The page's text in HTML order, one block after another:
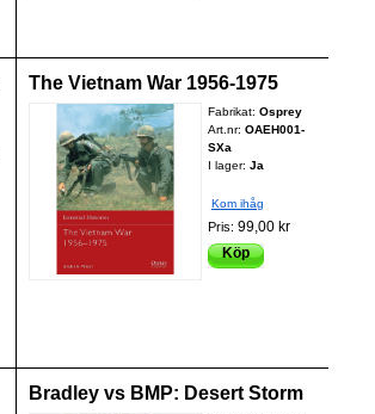
The Vietnam War 1956-1975
Fabrikat: Osprey
Art.nr: OAEH001-
SXa
I lager: Ja
Kom ihåg
Pris: 99,00 kr
Köp
Bradley vs BMP: Desert Storm